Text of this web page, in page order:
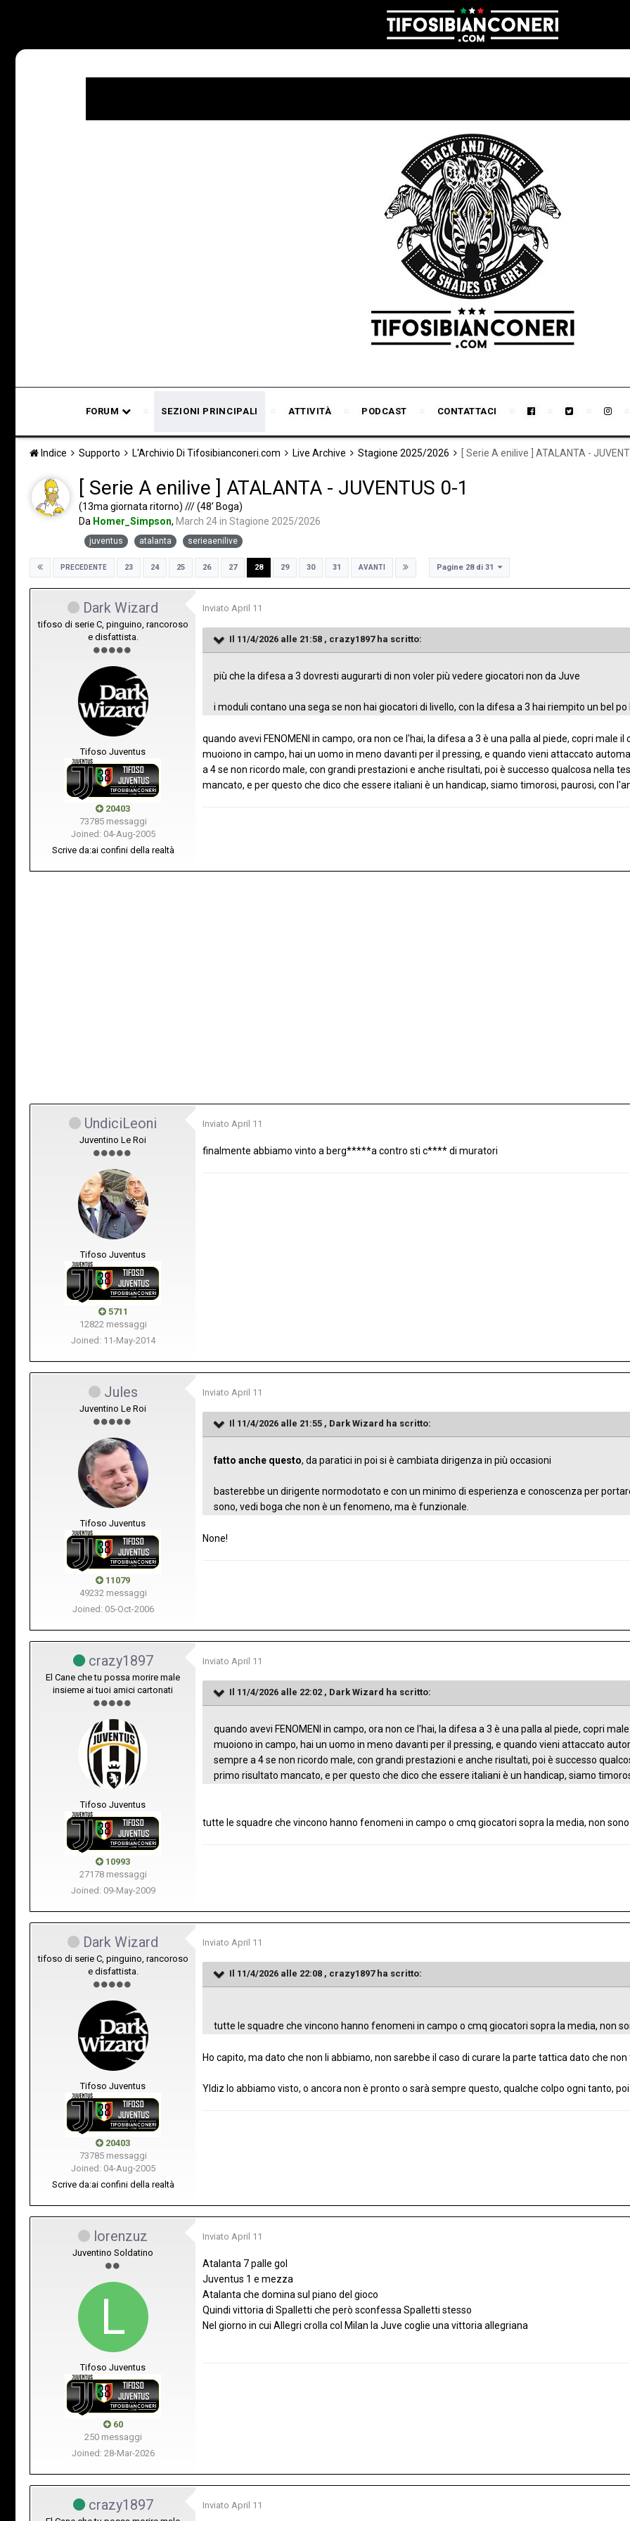
FORUM SEZIONI PRINCIPALI ATTIVITÀ PODCAST CONTATTACI
Indice Supporto L'Archivio Di Tifosibianconeri.com Live Archive Stagione 2025/2026 [ Serie A enilive ] ATALANTA -
[ Serie A enilive ] ATALANTA - JUVENTUS 0-1
(13ma giornata ritorno) /// (48’ Boga)
Da Homer_Simpson, March 24in Stagione 2025/2026
juventus atalanta serieaenilive
PRECEDENTE 23 24 25 26 27 28 29 30 31 AVANTI Pagine 28 di 31
Dark Wizard
tifoso di serie C, pinguino, rancoroso
e disfattista.
Tifoso Juventus
20403
73785 messaggi
Joined: 04-Aug-2005
Scrive da:ai confini della realtà
Inviato April 11
Il 11/4/2026 alle 21:58 , crazy1897ha scritto:
più che la difesa a 3 dovresti augurarti di non voler più vedere giocatori non da Juve
i moduli contano una sega se non hai giocatori di livello, con la difesa a 3 hai riempito un bel po
quando avevi FENOMENI in campo, ora non ce l'hai, la difesa a 3 è una palla al piede, copri male
muoiono in campo, hai un uomo in meno davanti per il pressing, e quando vieni attaccato
a 4 se non ricordo male, con grandi prestazioni e anche risultati, poi è successo qualcosa nella
mancato, e per questo che dico che essere italiani è un handicap, siamo timorosi, paurosi, con
UndiciLeoni
Juventino Le Roi
Tifoso Juventus
5711
12822 messaggi
Joined: 11-May-2014
Inviato April 11
finalmente abbiamo vinto a berg*****a contro sti c**** di muratori
Jules
Juventino Le Roi
Tifoso Juventus
11079
49232 messaggi
Joined: 05-Oct-2006
Inviato April 11
Il 11/4/2026 alle 21:55 , Dark Wizard ha scritto:
fatto anche questo, da paratici in poi si è cambiata dirigenza in più occasioni
basterebbe un dirigente normodotato e con un minimo di esperienza e conoscenza per
sono, vedi boga che non è un fenomeno, ma è funzionale.
None!
crazy1897
El Cane che tu possa morire male
insieme ai tuoi amici cartonati
Tifoso Juventus
10993
27178 messaggi
Joined: 09-May-2009
Inviato April 11
Il 11/4/2026 alle 22:02 , Dark Wizard ha scritto:
quando avevi FENOMENI in campo, ora non ce l'hai, la difesa a 3 è una palla al piede, copri
muoiono in campo, hai un uomo in meno davanti per il pressing, e quando vieni attaccato
sempre a 4 se non ricordo male, con grandi prestazioni e anche risultati, poi è successo
primo risultato mancato, e per questo che dico che essere italiani è un handicap, siamo
tutte le squadre che vincono hanno fenomeni in campo o cmq giocatori sopra la media, non
Dark Wizard
tifoso di serie C, pinguino, rancoroso
e disfattista.
Tifoso Juventus
20403
73785 messaggi
Joined: 04-Aug-2005
Scrive da:ai confini della realtà
Inviato April 11
Il 11/4/2026 alle 22:08 , crazy1897ha scritto:
tutte le squadre che vincono hanno fenomeni in campo o cmq giocatori sopra la media, non
Ho capito, ma dato che non li abbiamo, non sarebbe il caso di curare la parte tattica dato che
Yldiz lo abbiamo visto, o ancora non è pronto o sarà sempre questo, qualche colpo ogni tanto, poi
lorenzuz
Juventino Soldatino
Tifoso Juventus
60
250 messaggi
Joined: 28-Mar-2026
Inviato April 11
Atalanta 7 palle gol
Juventus 1 e mezza
Atalanta che domina sul piano del gioco
Quindi vittoria di Spalletti che però sconfessa Spalletti stesso
Nel giorno in cui Allegri crolla col Milan la Juve coglie una vittoria allegriana
crazy1897 Inviato April 11